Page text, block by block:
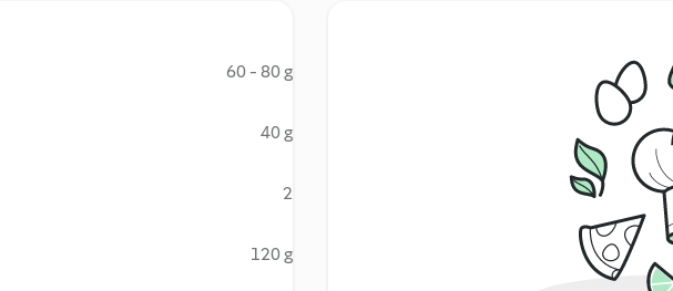
60 - 80 g
40 g
2
120 g